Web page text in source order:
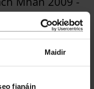
Maidir
fianáin
agus
Córthaidh